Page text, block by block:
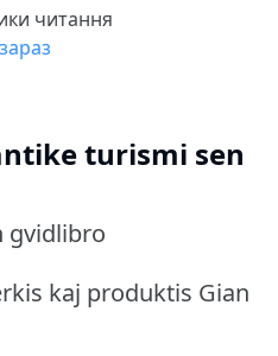
читання
turismi sen
gvidlibro
kaj produktis Gian